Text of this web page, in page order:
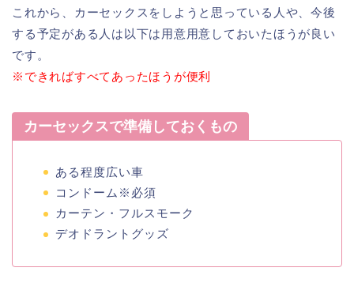
これから、カーセックスをしようと思っている人や、今後
する予定がある人は以下は用意用意しておいたほうが良い
です。
※できればすべてあったほうが便利
カーセックスで準備しておくもの
ある程度広い車
コンドーム※必須
カーテン・フルスモーク
デオドラントグッズ